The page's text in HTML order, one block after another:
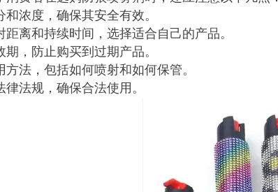
浓度，确保其安全有效。
距离和持续时间，选择适合自己的产品。
，防止购买到过期产品。
法，包括如何喷射和如何保管。
法规，确保合法使用。